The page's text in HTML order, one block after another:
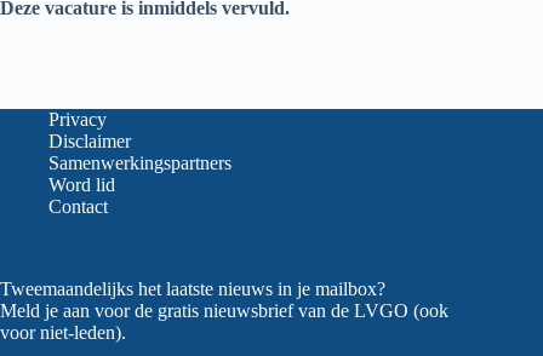
Deze vacature is inmiddels vervuld.
Privacy
Disclaimer
Samenwerkingspartners
Word lid
Contact
Tweemaandelijks het laatste nieuws in je mailbox?
Meld je aan voor de gratis nieuwsbrief van de LVGO (ook
voor niet-leden).